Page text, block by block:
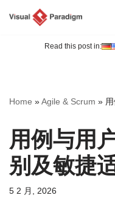
Read this post in:
Home »Agile & Scrum »
用例与用
别及敏捷
5 2 月, 2026